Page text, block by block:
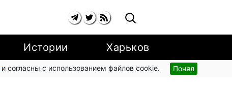
Истории Харьков
и согласны с использованием файлов cookie. Понял